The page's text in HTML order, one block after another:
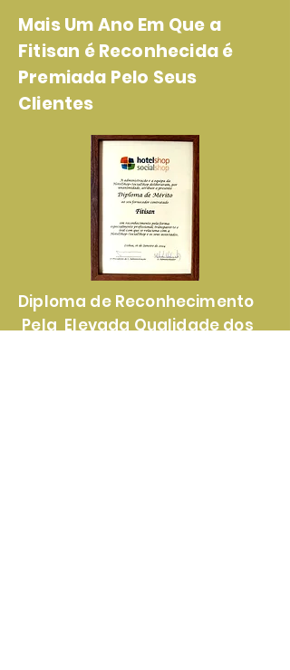
Mais Um Ano Em Que a
Fitisan é Reconhecida é
Premiada Pelo Seus
Clientes
Diploma de Reconhecimento
Pela Elevada Qualidade dos